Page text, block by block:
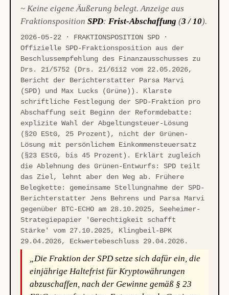
~ Keine eigene Äußerung belegt. Anzeige aus
FraktionspositionSPD:Frist-Abschaffung (3 / 10).
2026-05-22 · FRAKTIONSPOSITION SPD ·
Offizielle SPD-Fraktionsposition aus der
Beschlussempfehlung des Finanzausschusses zu
Drs. 21/5752 (Drs. 21/6112 vom 22.05.2026,
Bericht der Berichterstatter Parsa Marvi
(SPD) und Max Lucks (Grüne)). Klarste
schriftliche Festlegung der SPD-Fraktion pro
Abschaffung seit Beginn der Reformdebatte:
explizite Wahl der Abgeltungsteuer-Lösung
(§20 EStG, 25 Prozent), nicht der Grünen-
Lösung mit persönlichem Einkommensteuersatz
(§23 EStG, bis 45 Prozent). Erklärt zugleich
die Ablehnung des Grünen-Entwurfs: SPD teilt
das Ziel, lehnt aber den Weg ab. Frühere
Belegkette: gemeinsame Stellungnahme der SPD-
Berichterstatter Jens Behrens und Parsa Marvi
gegenüber BTC-ECHO am 28.10.2025, Seeheimer-
Strategiepapier 'Gerechtigkeit schafft
Stärke' vom 27.10.2025, Klingbeil-BPK
29.04.2026, Eckwertebeschluss 29.04.2026.
„Die Fraktion der SPD setze sich dafür ein, die
einjährige Haltefrist für Kryptowährungen
abzuschaffen, nach der Gewinne gemäß § 23